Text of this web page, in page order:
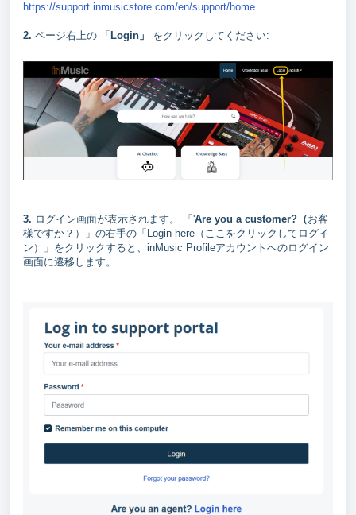
https://support.inmusicstore.com/en/support/home
2. ページ右上の 「 Login」 をクリックしてください:
3. ログイン画面が表示されます。 「'Are you a customer?（お客
様ですか？）」の右手の「Login here（ここをクリックしてログイ
ン）」をクリックすると、inMusic Profileアカウントへのログイン
画面に遷移します。